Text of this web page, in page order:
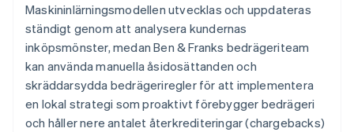
Maskininlärningsmodellen utvecklas och uppdateras
ständigt genom att analysera kundernas
inköpsmönster, medan Ben & Franks bedrägeriteam
kan använda manuella åsidosättanden och
skräddarsydda bedrägeriregler för att implementera
en lokal strategi som proaktivt förebygger bedrägeri
och håller nere antalet återkrediteringar (chargebacks)